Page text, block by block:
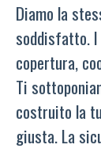
Diamo la
soddisfatto.
copertura,
Ti
costruito la
giusta. La